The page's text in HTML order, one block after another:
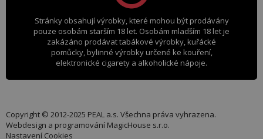
Stránky obsahují výrobky, které mohou být prodávány
pouze osobám starším 18 let. Osobám mladším 18 let je
zakázáno prodávat tabákové výrobky, kuřácké
pomůcky, bylinné výrobky určené ke kouření,
elektronické cigarety a alkoholické nápoje.
Copyright © 2012-2025 PEAL a.s. Všechna práva vyhrazena.
Webdesign a programování MagicHouse s.r.o.
Nastavení Cookies